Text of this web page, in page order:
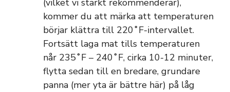
(vilket vi starkt rekommenderar),
kommer du att märka att temperaturen
börjar klättra till 220˚F-intervallet.
Fortsätt laga mat tills temperaturen
når 235˚F – 240˚F, cirka 10-12 minuter,
flytta sedan till en bredare, grundare
panna (mer yta är bättre här) på låg